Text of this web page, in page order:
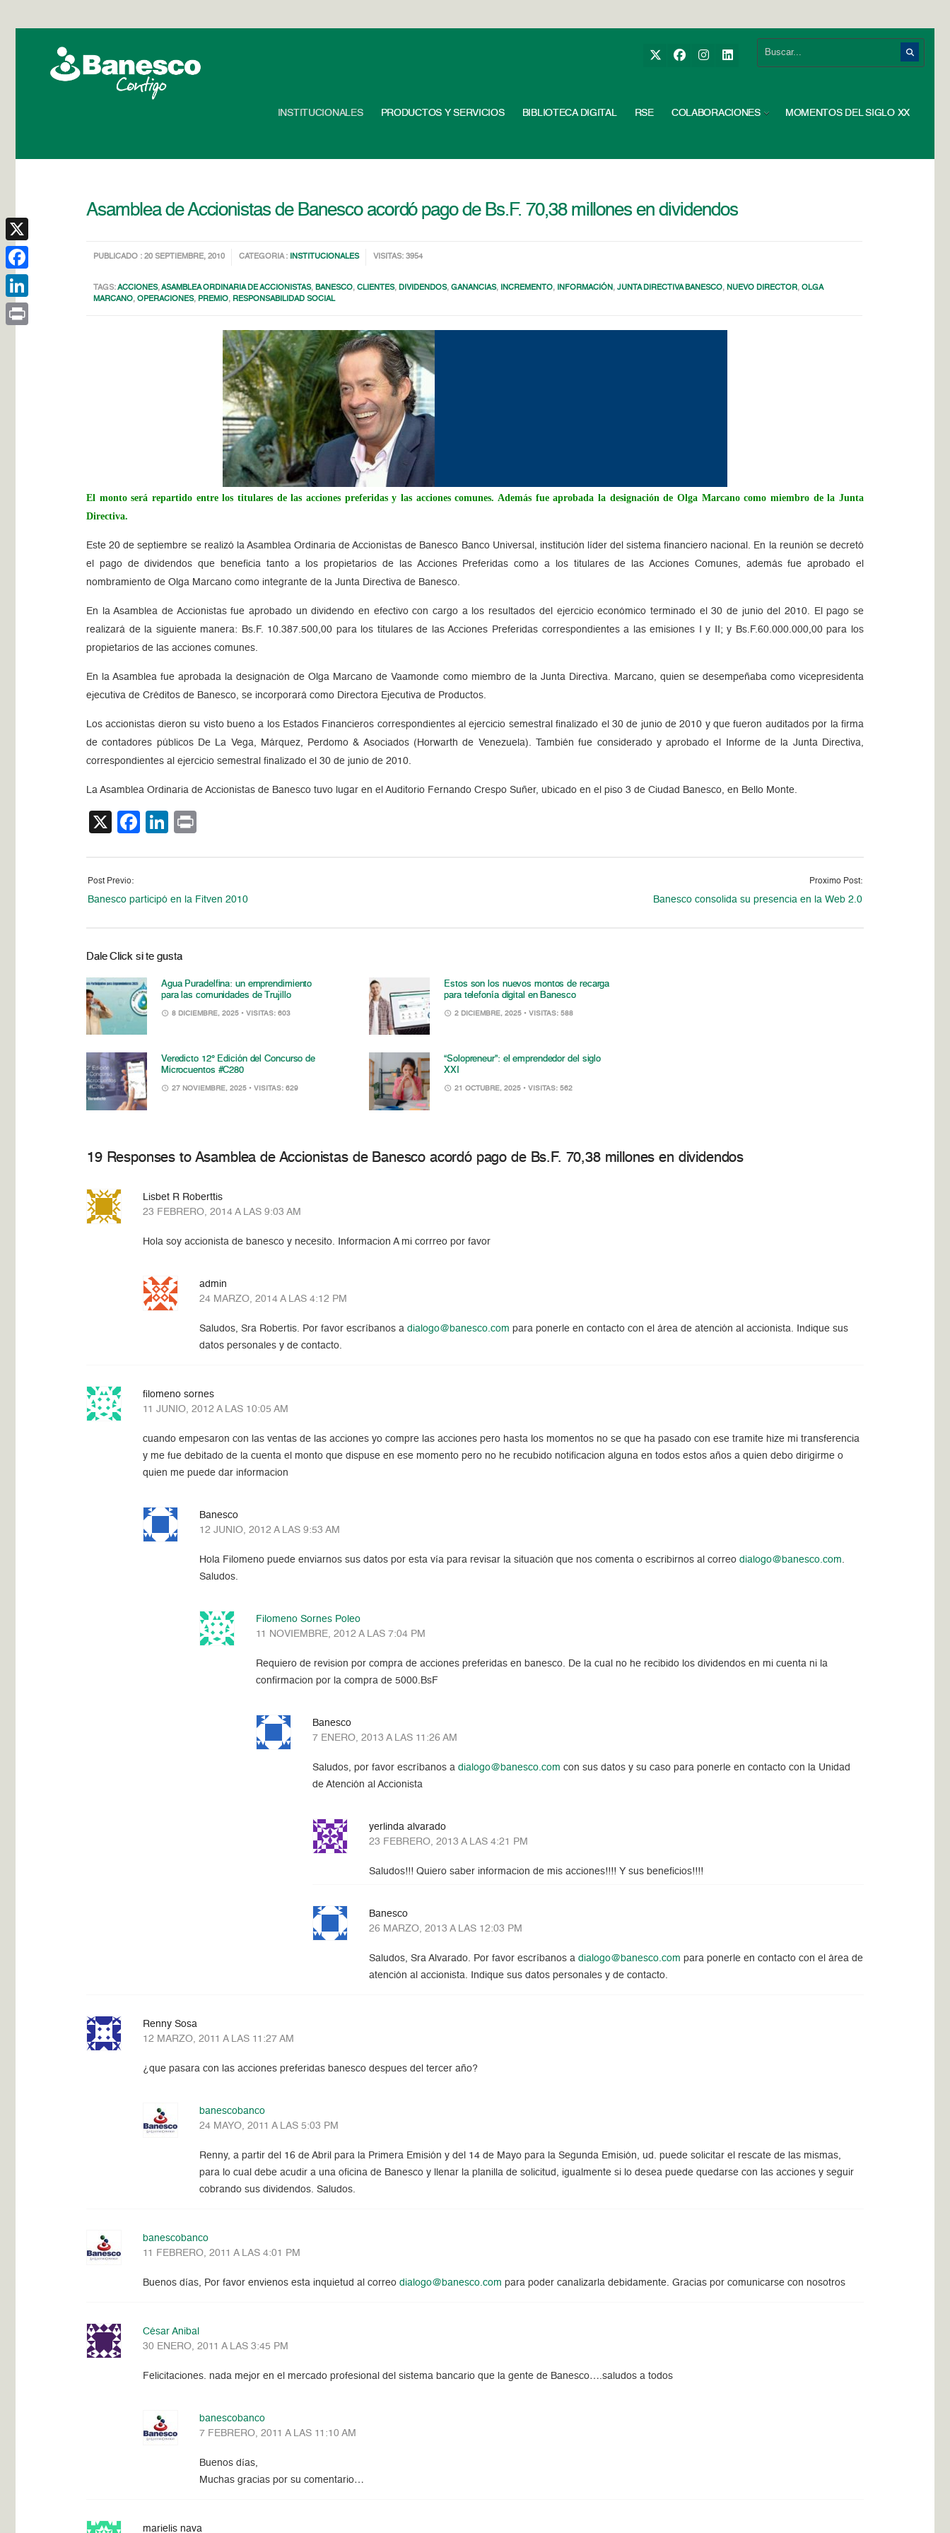
INSTITUCIONALES PRODUCTOS Y SERVICIOS BIBLIOTECA DIGITAL RSE COLABORACIONES MOMENTOS DEL SIGLO XX
Asamblea de Accionistas de Banesco acordó pago de Bs.F. 70,38 millones en dividendos
PUBLICADO : 20 SEPTIEMBRE, 2010 CATEGORIA : INSTITUCIONALES VISITAS: 3954
TAGS:ACCIONES,ASAMBLEA ORDINARIA DE ACCIONISTAS, BANESCO,CLIENTES, DIVIDENDOS,GANANCIAS, INCREMENTO, INFORMACIÓN ,JUNTA DIRECTIVA BANESCO, NUEVO DIRECTOR,OLGA
MARCANO,OPERACIONES, PREMIO, RESPONSABILIDAD SOCIAL
El monto será repartido entre los titulares de las acciones preferidas y las acciones comunes. Además fue aprobada la designación de Olga Marcano como miembro de la Junta
Directiva.
Este 20 de septiembre se realizó la Asamblea Ordinaria de Accionistas de Banesco Banco Universal, institución líder del sistema financiero nacional. En la reunión se decretó
el pago de dividendos que beneficia tanto a los propietarios de las Acciones Preferidas como a los titulares de las Acciones Comunes, además fue aprobado el
nombramiento de Olga Marcano como integrante de la Junta Directiva de Banesco.
En la Asamblea de Accionistas fue aprobado un dividendo en efectivo con cargo a los resultados del ejercicio económico terminado el 30 de junio del 2010. El pago se
realizará de la siguiente manera: Bs.F. 10.387.500,00 para los titulares de las Acciones Preferidas correspondientes a las emisiones I y II; y Bs.F.60.000.000,00 para los
propietarios de las acciones comunes.
En la Asamblea fue aprobada la designación de Olga Marcano de Vaamonde como miembro de la Junta Directiva. Marcano, quien se desempeñaba como vicepresidenta
ejecutiva de Créditos de Banesco, se incorporará como Directora Ejecutiva de Productos.
Los accionistas dieron su visto bueno a los Estados Financieros correspondientes al ejercicio semestral finalizado el 30 de junio de 2010 y que fueron auditados por la firma
de contadores públicos De La Vega, Márquez, Perdomo & Asociados (Horwarth de Venezuela). También fue considerado y aprobado el Informe de la Junta Directiva,
correspondientes al ejercicio semestral finalizado el 30 de junio de 2010.
La Asamblea Ordinaria de Accionistas de Banesco tuvo lugar en el Auditorio Fernando Crespo Suñer, ubicado en el piso 3 de Ciudad Banesco, en Bello Monte.
X Facebook
LinkedIn
Post Previo:
Banesco participó en la Fitven 2010
Proximo Post:
Banesco consolida su presencia en la Web 2.0
Dale Click si te gusta
Agua Puradelfina: un emprendimiento
para las comunidades de Trujillo
8 DICIEMBRE, 2025 • VISITAS: 603
Estos son los nuevos montos de recarga
para telefonía digital en Banesco
2 DICIEMBRE, 2025 • VISITAS: 588
Veredicto 12° Edición del Concurso de
Microcuentos #C280
27 NOVIEMBRE, 2025 • VISITAS: 629
“Solopreneur”: el emprendedor del siglo
XXI
21 OCTUBRE, 2025 • VISITAS: 562
19 Responses to Asamblea de Accionistas de Banesco acordó pago de Bs.F. 70,38 millones en dividendos
Lisbet R Roberttis
23 FEBRERO, 2014 A LAS 9:03 AM
Hola soy accionista de banesco y necesito. Informacion A mi corrreo por favor
admin
24 MARZO, 2014 A LAS 4:12 PM
Saludos, Sra Robertis. Por favor escríbanos adialogo@banesco.com para ponerle en contacto con el área de atención al accionista. Indique sus
datos personales y de contacto.
filomeno sornes
11 JUNIO, 2012 A LAS 10:05 AM
cuando empesaron con las ventas de las acciones yo compre las acciones pero hasta los momentos no se que ha pasado con ese tramite hize mi transferencia
y me fue debitado de la cuenta el monto que dispuse en ese momento pero no he recubido notificacion alguna en todos estos años a quien debo dirigirme o
quien me puede dar informacion
Banesco
12 JUNIO, 2012 A LAS 9:53 AM
Hola Filomeno puede enviarnos sus datos por esta vía para revisar la situación que nos comenta o escribirnos al correodialogo@banesco.com
Saludos.
Filomeno Sornes Poleo
11 NOVIEMBRE, 2012 A LAS 7:04 PM
Requiero de revision por compra de acciones preferidas en banesco. De la cual no he recibido los dividendos en mi cuenta ni la
confirmacion por la compra de 5000.BsF
Banesco
7 ENERO, 2013 A LAS 11:26 AM
Saludos, por favor escríbanos adialogo@banesco.com con sus datos y su caso para ponerle en contacto con la Unidad
de Atención al Accionista
yerlinda alvarado
23 FEBRERO, 2013 A LAS 4:21 PM
Saludos!!! Quiero saber informacion de mis acciones!!!! Y sus beneficios!!!!
Banesco
26 MARZO, 2013 A LAS 12:03 PM
Saludos, Sra Alvarado. Por favor escríbanos adialogo@banesco.com para ponerle en contacto con el área de
atención al accionista. Indique sus datos personales y de contacto.
Renny Sosa
12 MARZO, 2011 A LAS 11:27 AM
¿que pasara con las acciones preferidas banesco despues del tercer año?
banescobanco
24 MAYO, 2011 A LAS 5:03 PM
Renny, a partir del 16 de Abril para la Primera Emisión y del 14 de Mayo para la Segunda Emisión, ud. puede solicitar el rescate de las mismas,
para lo cual debe acudir a una oficina de Banesco y llenar la planilla de solicitud, igualmente si lo desea puede quedarse con las acciones y seguir
cobrando sus dividendos. Saludos.
banescobanco
11 FEBRERO, 2011 A LAS 4:01 PM
Buenos días, Por favor envienos esta inquietud al correodialogo@banesco.com para poder canalizarla debidamente. Gracias por comunicarse con nosotros
César Anibal
30 ENERO, 2011 A LAS 3:45 PM
Felicitaciones. nada mejor en el mercado profesional del sistema bancario que la gente de Banesco….saludos a todos
banescobanco
7 FEBRERO, 2011 A LAS 11:10 AM
Buenos días,
Muchas gracias por su comentario…
marielis nava
X
Facebook
LinkedIn